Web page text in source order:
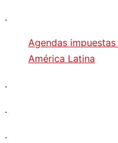
.
Agendas
América Latina
.
.
.